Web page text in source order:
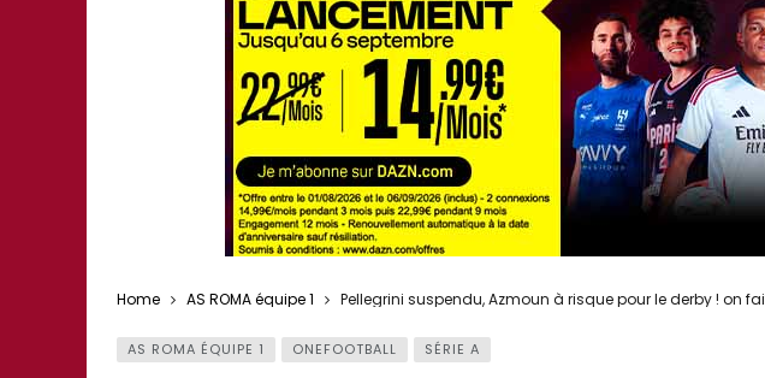
Home AS ROMA équipe 1 Pellegrini suspendu, Azmoun à risque pour le derby ! on
AS ROMA ÉQUIPE 1 ONEFOOTBALL SÉRIE A